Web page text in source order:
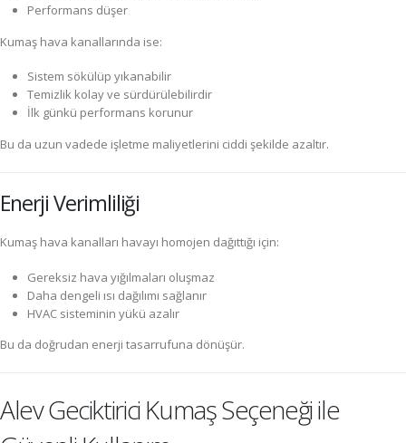
Performans düşer
Kumaş hava kanallarında ise:
Sistem sökülüp yıkanabilir
Temizlik kolay ve sürdürülebilirdir
İlk günkü performans korunur
Bu da uzun vadede işletme maliyetlerini ciddi şekilde azaltır.
Enerji Verimliliği
Kumaş hava kanalları havayı homojen dağıttığı için:
Gereksiz hava yığılmaları oluşmaz
Daha dengeli ısı dağılımı sağlanır
HVAC sisteminin yükü azalır
Bu da doğrudan enerji tasarrufuna dönüşür.
Alev Geciktirici Kumaş Seçeneği ile